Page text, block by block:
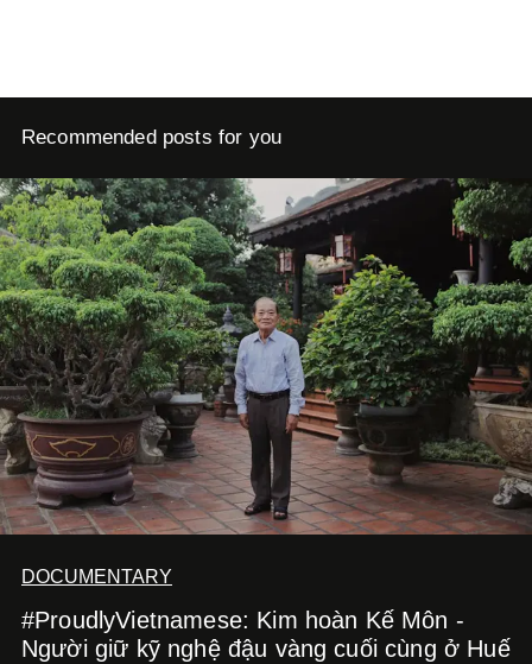
Recommended posts for you
DOCUMENTARY
#ProudlyVietnamese: Kim hoàn Kế Môn -
Người giữ kỹ nghệ đậu vàng cuối cùng ở Huế